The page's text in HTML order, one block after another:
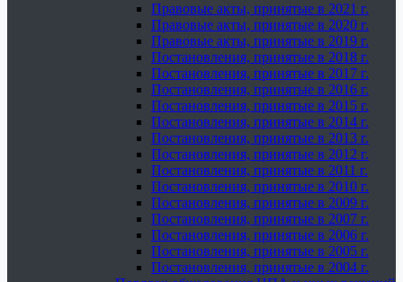
Правовые акты, принятые в 2021 г.
Правовые акты, принятые в 2020 г.
Правовые акты, принятые в 2019 г.
Постановления, принятые в 2018 г.
Постановления, принятые в 2017 г.
Постановления, принятые в 2016 г.
Постановления, принятые в 2015 г.
Постановления, принятые в 2014 г.
Постановления, принятые в 2013 г.
Постановления, принятые в 2012 г.
Постановления, принятые в 2011 г.
Постановления, принятые в 2010 г.
Постановления, принятые в 2009 г.
Постановления, принятые в 2007 г.
Постановления, принятые в 2006 г.
Постановления, принятые в 2005 г.
Постановления, принятые в 2004 г.